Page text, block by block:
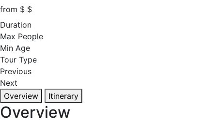
from $ $
Duration
Max People
Min Age
Tour Type
Previous
Next
Overview
Itinerary
Overview